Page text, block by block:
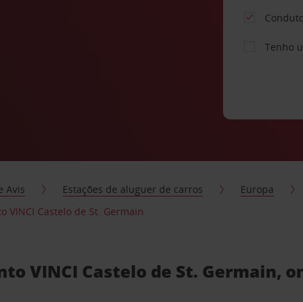
Tenho
Avis Estações de aluguer de carros Europa
VINCI Castelo de St. Germain
VINCI Castelo de St. Germain,